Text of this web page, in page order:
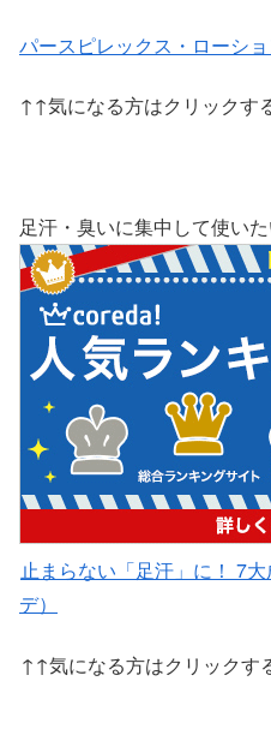
パースピレックス・ローシ
↑↑気になる方はクリックす
足汗・臭いに集中して使い
止まらない「足汗」に！ 7
デ）
↑↑気になる方はクリックす